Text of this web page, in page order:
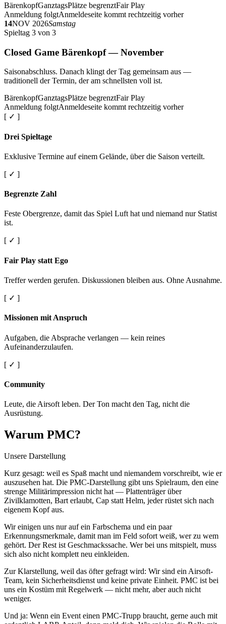
BärenkopfGanztagsPlätze begrenztFair Play
Anmeldung folgtAnmeldeseite kommt rechtzeitig vorher
14NOV 2026Samstag
Spieltag 3 von 3
Closed Game Bärenkopf — November
Saisonabschluss. Danach klingt der Tag gemeinsam aus —
traditionell der Termin, der am schnellsten voll ist.
BärenkopfGanztagsPlätze begrenztFair Play
Anmeldung folgtAnmeldeseite kommt rechtzeitig vorher
[ ✓ ]
Drei Spieltage
Exklusive Termine auf einem Gelände, über die Saison verteilt.
[ ✓ ]
Begrenzte Zahl
Feste Obergrenze, damit das Spiel Luft hat und niemand nur Statist
ist.
[ ✓ ]
Fair Play statt Ego
Treffer werden gerufen. Diskussionen bleiben aus. Ohne Ausnahme.
[ ✓ ]
Missionen mit Anspruch
Aufgaben, die Absprache verlangen — kein reines
Aufeinanderzulaufen.
[ ✓ ]
Community
Leute, die Airsoft leben. Der Ton macht den Tag, nicht die
Ausrüstung.
Warum PMC?
Unsere Darstellung
Kurz gesagt: weil es Spaß macht und niemandem vorschreibt, wie er
auszusehen hat. Die PMC-Darstellung gibt uns Spielraum, den eine
strenge Militärimpression nicht hat — Plattenträger über
Zivilklamotten, Bart erlaubt, Cap statt Helm, jeder rüstet sich nach
eigenem Kopf aus.
Wir einigen uns nur auf ein Farbschema und ein paar
Erkennungsmerkmale, damit man im Feld sofort weiß, wer zu wem
gehört. Der Rest ist Geschmackssache. Wer bei uns mitspielt, muss
sich also nicht komplett neu einkleiden.
Zur Klarstellung, weil das öfter gefragt wird: Wir sind ein Airsoft-
Team, kein Sicherheitsdienst und keine private Einheit. PMC ist bei
uns ein Kostüm mit Regelwerk — nicht mehr, aber auch nicht
weniger.
Und ja: Wenn ein Event einen PMC-Trupp braucht, gerne auch mit